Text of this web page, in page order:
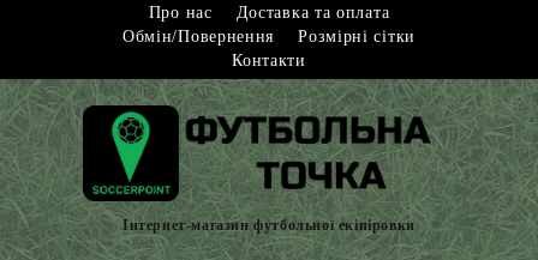
Про нас
Доставка та оплата
Обмін/Повернення
Розмірні сітки
Контакти
Інтернет-магазин футбольної екіпіровки